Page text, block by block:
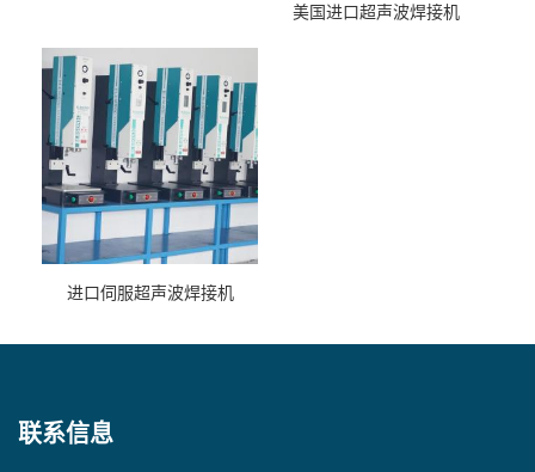
美国进口超声波焊接机
进口伺服超声波焊接机
联系信息